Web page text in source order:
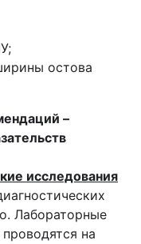
остова
–
исследования
Лабораторные
на